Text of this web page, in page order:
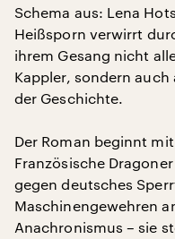
Schema aus: Lena
Heißsporn verwirrt
ihrem Gesang nicht
Kappler, sondern auch
der Geschichte.
Der Roman beginnt mit
Französische
gegen deutsches
Maschinengewehren
Anachronismus – sie